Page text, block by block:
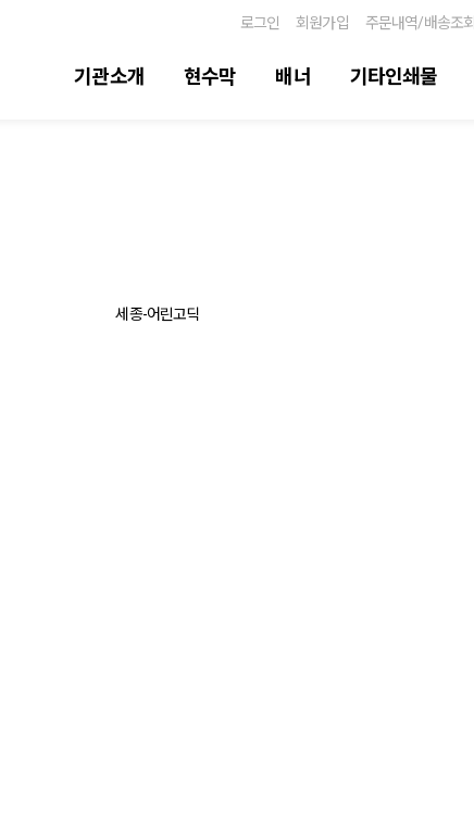
로그인 회원가입 주문내역/배송조회
기관소개 현수막 배너 기타인쇄물
세종-어린고딕